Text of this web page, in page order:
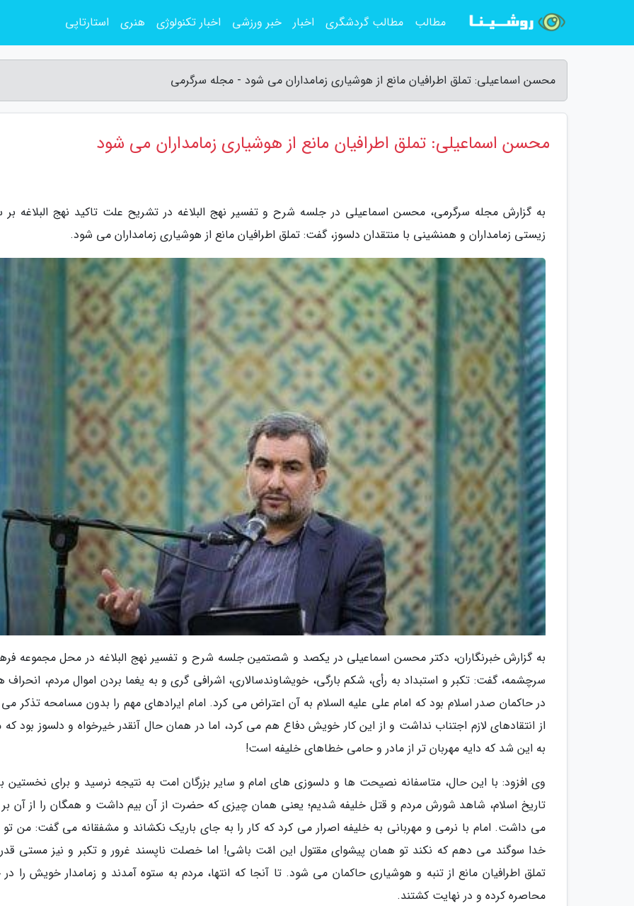
محسن اسماعیلی: تملق اطرافیان مانع از هوشیاری زمامداران می شود - مجله سرگرمی
محسن اسماعیلی: تملق اطرافیان مانع از هوشیاری زمامداران می شود
به گزارش مجله سرگرمی، محسن اسماعیلی در جلسه شرح و تفسیر نهج البلاغه در تشریح علت تاکید نهج البلاغه بر
زیستی زمامداران و همنشینی با منتقدان دلسوز، گفت: تملق اطرافیان مانع از هوشیاری زمامداران می شود.
به گزارش خبرنگاران، دکتر محسن اسماعیلی در یکصد و شصتمین جلسه شرح و تفسیر نهج البلاغه در محل مجموعه
سرچشمه، گفت: تکبر و استبداد به رأی، شکم بارگی، خویشاوندسالاری، اشرافی گری و به یغما بردن اموال مردم، انحراف
در حاکمان صدر اسلام بود که امام علی علیه السلام به آن اعتراض می کرد. امام ایرادهای مهم را بدون مسامحه تذکر می
از انتقادهای لازم اجتناب نداشت و از این کار خویش دفاع هم می کرد، اما در همان حال آنقدر خیرخواه و دلسوز بود که
به این شد که دایه مهربان تر از مادر و حامی خطاهای خلیفه است!
وی افزود: با این حال، متاسفانه نصیحت ها و دلسوزی های امام و سایر بزرگان امت به نتیجه نرسید و برای نخستین
تاریخ اسلام، شاهد شورش مردم و قتل خلیفه شدیم؛ یعنی همان چیزی که حضرت از آن بیم داشت و همگان را از آن
می داشت. امام با نرمی و مهربانی به خلیفه اصرار می کرد که کار را به جای باریک نکشاند و مشفقانه می گفت: من تو
خدا سوگند می دهم که نکند تو همان پیشوای مقتول این امّت باشی! اما خصلت ناپسند غرور و تکبر و نیز مستی
تملق اطرافیان مانع از تنبه و هوشیاری حاکمان می شود. تا آنجا که انتها، مردم به ستوه آمدند و زمامدار خویش را در
محاصره کرده و در نهایت کشتند.
مطالب مطالب گردشگری اخبار خبر ورزشی اخبار تکنولوژی هنری استارتاپی